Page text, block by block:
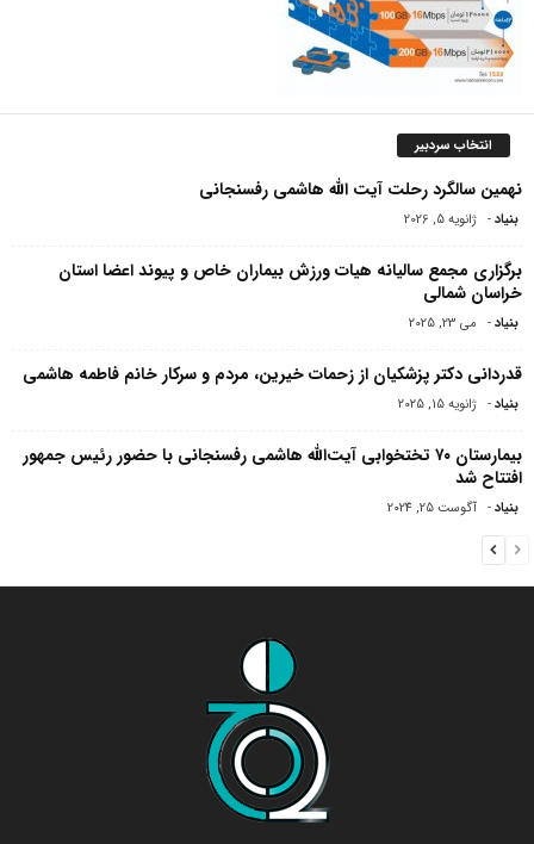
انتخاب سردبیر
نهمین سالگرد رحلت آیت الله هاشمی رفسنجانی
بنیاد- ژانویه 5, 2026
برگزاری مجمع سالیانه هیات ورزش بیماران خاص و پیوند اعضا استان
خراسان شمالی
بنیاد- می 23, 2025
قدردانی دکتر پزشکیان از زحمات خیرین، مردم و سرکار خانم فاطمه هاشمی
بنیاد- ژانویه 15, 2025
بیمارستان ۷۰ تختخوابی آیت‌الله هاشمی رفسنجانی با حضور رئیس جمهور
افتتاح شد
بنیاد- آگوست 25, 2024